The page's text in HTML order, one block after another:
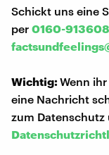
Schickt uns eine
per 0160-
Wichtig:Wenn
eine Nachricht
zum Datenschutz